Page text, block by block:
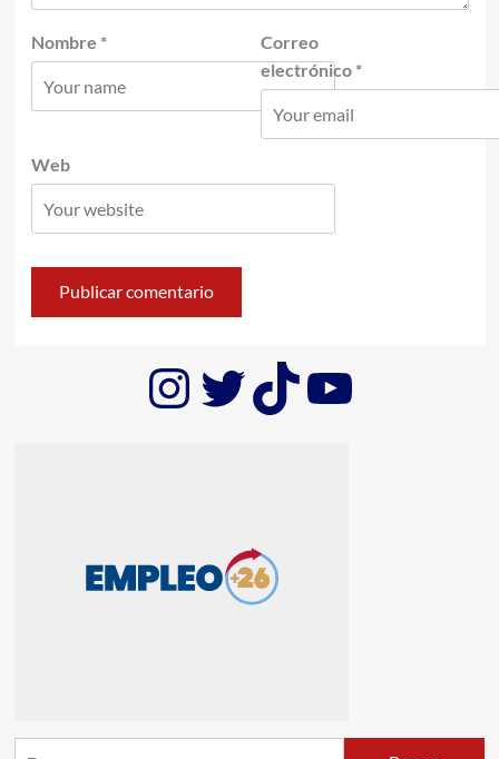
Nombre *
Correo
electrónico *
Web
Instagram
Twitter
TikTok